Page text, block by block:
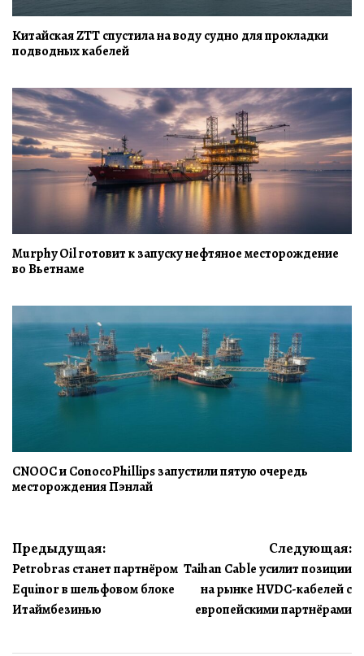
Китайская ZTT спустила на воду судно для прокладки
подводных кабелей
Murphy Oil готовит к запуску нефтяное месторождение
во Вьетнаме
CNOOC и ConocoPhillips запустили пятую очередь
месторождения Пэнлай
Навигация
по
записям
Предыдущая:
Petrobras станет партнёром
Equinor в шельфовом блоке
Итаймбезинью
Следующая:
Taihan Cable усилит позиции
на рынке HVDC-кабелей с
европейскими партнёрами